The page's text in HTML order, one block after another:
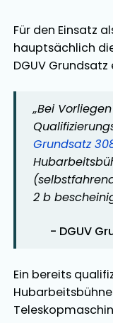
Für den Einsatz
hauptsächlich
DGUV
„Bei
Grundsatz
2 b
- DGUV
Ein bereits